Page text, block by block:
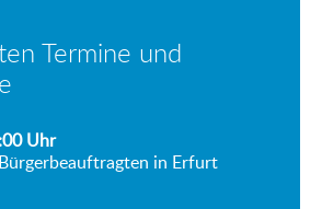
Termine und
Uhr
in Erfurt